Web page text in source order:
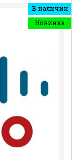
В наличии
Новинка